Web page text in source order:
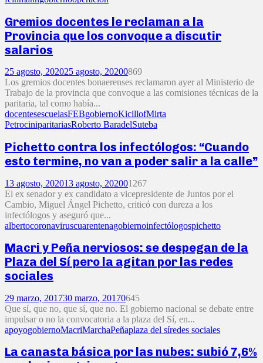
Gremios docentes le reclaman a la
Provincia que los convoque a discutir
salarios
25 agosto, 202025 agosto, 20200869
Los gremios docentes bonaerenses reclamaron ayer al Ministerio de
Trabajo de la provincia que convoque a las comisiones técnicas de la
paritaria, tal como había...
docentesescuelasFEBgobiernoKicillofMirta
PetrociniparitariasRoberto BaradelSuteba
Pichetto contra los infectólogos: “Cuando
esto termine, no van a poder salir a la calle”
13 agosto, 202013 agosto, 202001267
El ex senador y ex candidato a vicepresidente de Juntos por el
Cambio, Miguel Ángel Pichetto, criticó con dureza a los
infectólogos y aseguró que...
albertocoronaviruscuarentenagobiernoinfectólogospichetto
Macri y Peña nerviosos: se despegan de la
Plaza del Sí pero la agitan por las redes
sociales
29 marzo, 201730 marzo, 20170645
Que sí, que no, que sí, que no. El gobierno nacional se debate entre
impulsar o no la convocatoria a la plaza del Sí, en...
apoyogobiernoMacriMarchaPeñaplaza del síredes sociales
La canasta básica por las nubes: subió 7,6%